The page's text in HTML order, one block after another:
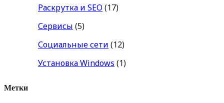
Раскрутка и SEO (17)
Сервисы (5)
Социальные сети (12)
Установка Windows (1)
Метки